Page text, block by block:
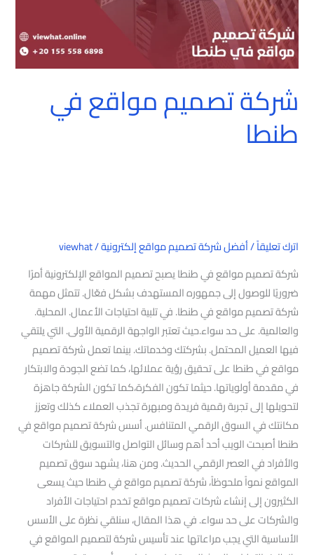
شركة تصميم مواقع في
طنطا
اترك تعليقاً/أفضل شركة تصميم مواقع إلكترونية/
viewhat
شركة تصميم مواقع في طنطا يصبح تصميم المواقع الإلكترونية أمرًا
ضروريًا للوصول إلى جمهوره المستهدف بشكل فعّال. تتمثل مهمة
شركة تصميم مواقع في طنطا. في تلبية احتياجات الأعمال. المحلية.
والعالمية. على حد سواء.حيث تعتبر الواجهة الرقمية الأولى. التي يلتقي
فيها العميل المحتمل. بشركتك وخدماتك. بينما تعمل شركة تصميم
مواقع في طنطا على تحقيق رؤية عملائها، كما تضع الجودة والابتكار
في مقدمة أولوياتها. حيثما تكون الفكرة،كما تكون الشركة جاهزة
لتحويلها إلى تجربة رقمية فريدة ومبهرة تجذب العملاء كذلك وتعزز
مكانتك في السوق الرقمي المتنافس. أسس شركة تصميم مواقع في
طنطا أصبحت الويب أحد أهم وسائل التواصل والتسويق للشركات
والأفراد في العصر الرقمي الحديث. ومن هنا، يشهد سوق تصميم
المواقع نمواً ملحوظاً، شركة تصميم مواقع في طنطا حيث يسعى
الكثيرون إلى إنشاء شركات تصميم مواقع تخدم احتياجات الأفراد
والشركات على حد سواء. في هذا المقال، سنلقي نظرة على الأسس
الأساسية التي يجب مراعاتها عند تأسيس شركة لتصميم المواقع في